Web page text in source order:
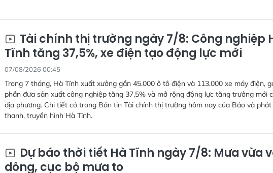
Tài chính thị trường ngày 7/8: Công nghiệp
Tĩnh tăng 37,5%, xe điện tạo động lực mới
07/08/2026 00:45
Trong 7 tháng, Hà Tĩnh xuất xưởng gần 45.000 ô tô điện và 113.000 xe máy điện,
phần đưa sản xuất công nghiệp tăng 37,5% và mở rộng động lực tăng trưởng mới
địa phương. Chi tiết có trong Bản tin Tài chính thị trường hôm nay của Báo và phát
thanh, truyền hình Hà Tĩnh.
Dự báo thời tiết Hà Tĩnh ngày 7/8: Mưa vừa
dông, cục bộ mưa to